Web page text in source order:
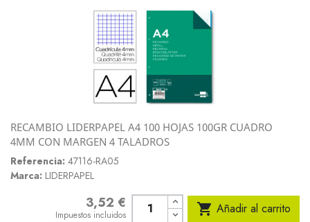
RECAMBIO LIDERPAPEL A4 100 HOJAS 100GR CUADRO
4MM CON MARGEN 4 TALADROS
Referencia: 47116-RA05
Marca: LIDERPAPEL
3,52 €
Impuestos incluidos  Añadir al carrito